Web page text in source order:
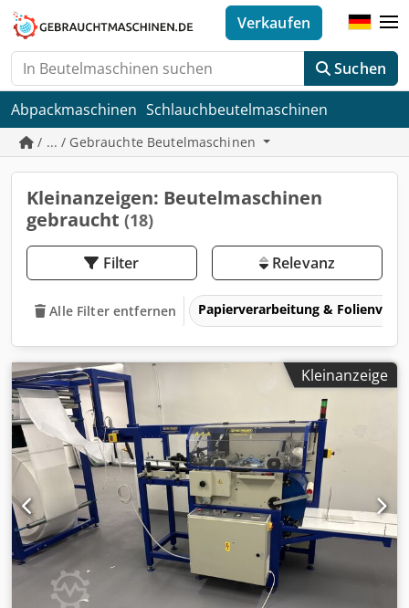
Suchen
Verkaufen
Abpackmaschinen Schlauchbeutelmaschinen
/ ... / Gebrauchte Beutelmaschinen
Kleinanzeigen: Beutelmaschinen
gebraucht (18)
Filter Relevanz
Alle Filter entfernen Papierverarbeitung &
Kleinanzeige